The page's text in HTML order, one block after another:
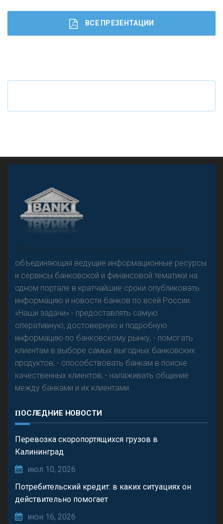
Резкого разворота на рынке автокредитов не
предвидится - «Интервью»
Что будет с наличными деньгами при цифровом
ВСЕ ПРЕЗЕНТАЦИИ
«Н
овости Банков России» – группа компаний,
объединяющая ведущие информационные ресурсы
и сервисы банковской и финансовой тематики на
одном портале в кратчайшие сроки опубликовать
информацию и новости банков по всей России.
«Наши задачи» - предоставлять самую
оперативную, достоверную и подробную
информацию по банковскому рынку; - помогать
клиентам в выборе самых выгодных банковских
продуктов; - способствовать банкам в поиске
качественных клиентов; - налаживать общение
между банками и их клиентами.
ПОСЛЕДНИЕ НОВОСТИ
Перевозка скоропортящихся грузов в
Калининград
июл 10, 2026
Потребительский кредит: в каких ситуациях он
действительно помогает
июн 16, 2026